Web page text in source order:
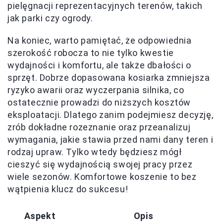
pielęgnacji reprezentacyjnych terenów, takich
jak parki czy ogrody.
Na koniec, warto pamiętać, że odpowiednia
szerokość robocza to nie tylko kwestie
wydajności i komfortu, ale także dbałości o
sprzęt. Dobrze dopasowana kosiarka zmniejsza
ryzyko awarii oraz wyczerpania silnika, co
ostatecznie prowadzi do niższych kosztów
eksploatacji. Dlatego zanim podejmiesz decyzję,
zrób dokładne rozeznanie oraz przeanalizuj
wymagania, jakie stawia przed nami dany teren i
rodzaj upraw. Tylko wtedy będziesz mógł
cieszyć się wydajnością swojej pracy przez
wiele sezonów. Komfortowe koszenie to bez
wątpienia klucz do sukcesu!
Aspekt Opis